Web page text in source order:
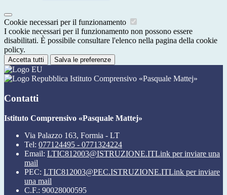
Cookie necessari per il funzionamento
I cookie necessari per il funzionamento non possono essere
disabilitati. È possibile consultare l'elenco nella pagina della cookie
policy.
Accetta tutti Salva le preferenze
Istituto Comprensivo «Pasquale Mattej»
Contatti
Istituto Comprensivo «Pasquale Mattej»
Via Palazzo 163, Formia - LT
Tel: 077124495 - 0771324224
Email: LTIC812003@ISTRUZIONE.ITLink per inviare una
mail
PEC: LTIC812003@PEC.ISTRUZIONE.ITLink per inviare
una mail
C.F.: 90028000595